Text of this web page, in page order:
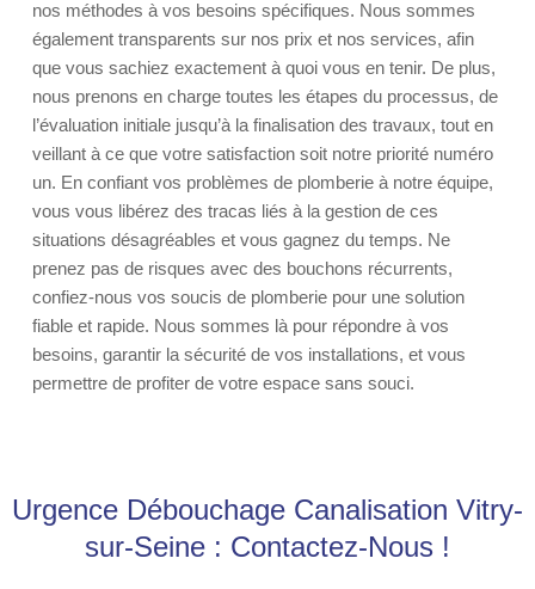
nos méthodes à vos besoins spécifiques. Nous sommes
également transparents sur nos prix et nos services, afin
que vous sachiez exactement à quoi vous en tenir. De plus,
nous prenons en charge toutes les étapes du processus, de
l’évaluation initiale jusqu’à la finalisation des travaux, tout en
veillant à ce que votre satisfaction soit notre priorité numéro
un. En confiant vos problèmes de plomberie à notre équipe,
vous vous libérez des tracas liés à la gestion de ces
situations désagréables et vous gagnez du temps. Ne
prenez pas de risques avec des bouchons récurrents,
confiez-nous vos soucis de plomberie pour une solution
fiable et rapide. Nous sommes là pour répondre à vos
besoins, garantir la sécurité de vos installations, et vous
permettre de profiter de votre espace sans souci.
Urgence Débouchage Canalisation Vitry-
sur-Seine : Contactez-Nous !